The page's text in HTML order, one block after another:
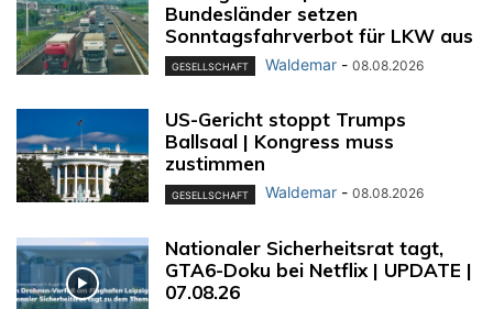
Bundesländer setzen
Sonntagsfahrverbot für LKW aus
GESELLSCHAFT Waldemar - 08.08.2026
US-Gericht stoppt Trumps
Ballsaal | Kongress muss
zustimmen
GESELLSCHAFT Waldemar - 08.08.2026
Nationaler Sicherheitsrat tagt,
GTA6-Doku bei Netflix | UPDATE |
07.08.26